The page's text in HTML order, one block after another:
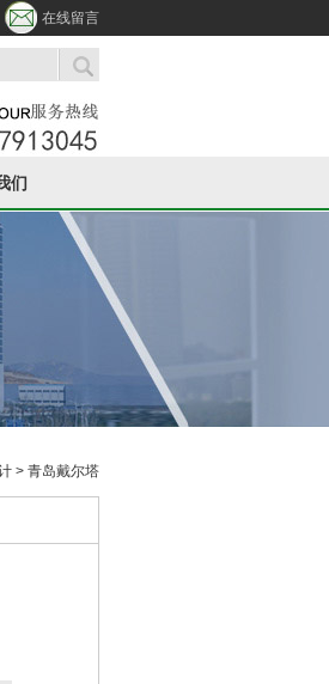
在线留言
们
> 青岛戴尔塔